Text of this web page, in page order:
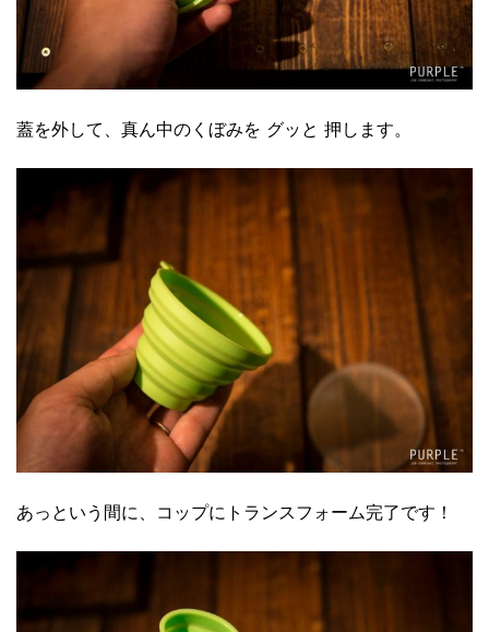
蓋を外して、真ん中のくぼみを グッと 押します。
あっという間に、コップにトランスフォーム完了です！